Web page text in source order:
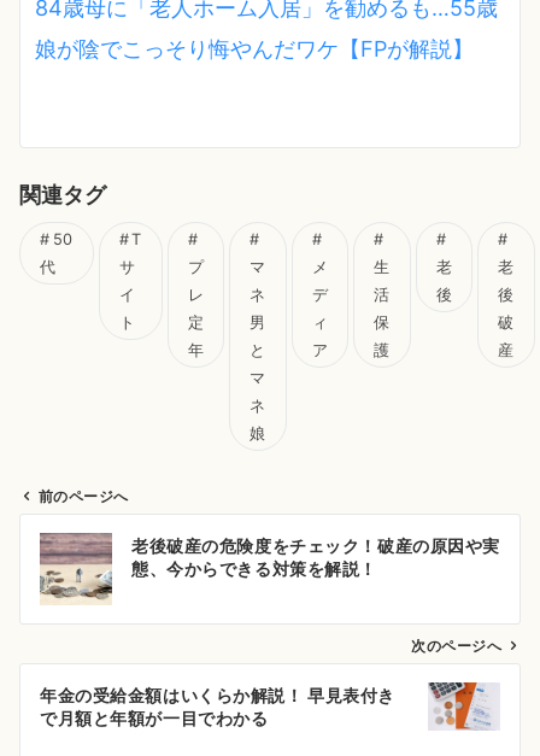
84歳母に「老人ホーム入居」を勧めるも…55歳
娘が陰でこっそり悔やんだワケ【FPが解説】
関連タグ
50
代
T
サ
イ
ト
プ
レ
定
年
マ
ネ
男
と
マ
ネ
娘
メ
デ
ィ
ア
生
活
保
護
老
後
老
後
破
産
ビ
ゲ
前のページへ
老後破産の危険度をチェック！破産の原因や実
態、今からできる対策を解説！
次のページへ
年金の受給金額はいくらか解説！ 早見表付き
で月額と年額が一目でわかる